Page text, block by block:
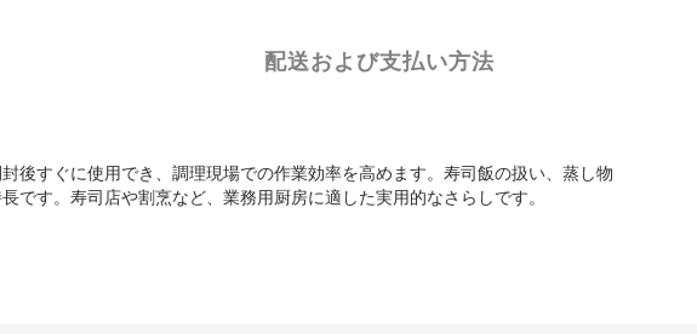
配送および支払い方法
後すぐに使用でき、調理現場での作業効率を高めます。寿司飯の扱い、蒸し物
す。寿司店や割烹など、業務用厨房に適した実用的なさらしです。